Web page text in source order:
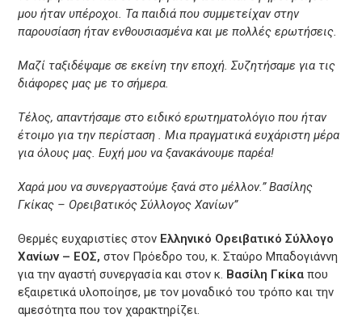
μου ήταν υπέροχοι. Τα παιδιά που συμμετείχαν στην
παρουσίαση ήταν ενθουσιασμένα και με πολλές ερωτήσεις.
Μαζί ταξιδέψαμε σε εκείνη την εποχή. Συζητήσαμε για τις
διάφορες μας με το σήμερα.
Τέλος, απαντήσαμε στο ειδικό ερωτηματολόγιο που ήταν
έτοιμο για την περίσταση . Μια πραγματικά ευχάριστη μέρα
για όλους μας. Ευχή μου να ξανακάνουμε παρέα!
Χαρά μου να συνεργαστούμε ξανά στο μέλλον.” Βασίλης
Γκίκας – Ορειβατικός Σύλλογος Χανίων”
Θερμές ευχαριστίες στον Ελληνικό Ορειβατικό Σύλλογο
Χανίων – ΕΟΣ, στον Πρόεδρο του, κ. Σταύρο Μπαδογιάννη
για την αγαστή συνεργασία και στον κ. Βασίλη Γκίκα που
εξαιρετικά υλοποίησε, με τον μοναδικό του τρόπο και την
αμεσότητα που τον χαρακτηρίζει.